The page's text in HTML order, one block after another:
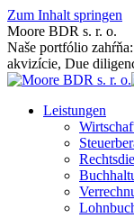
Zum Inhalt springen
Moore BDR s. r. o.
Naše portfólio
akvizície, Due
Leistungen